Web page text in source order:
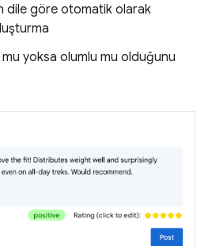
dile göre otomatik olarak
yoksa olumlu mu olduğunu